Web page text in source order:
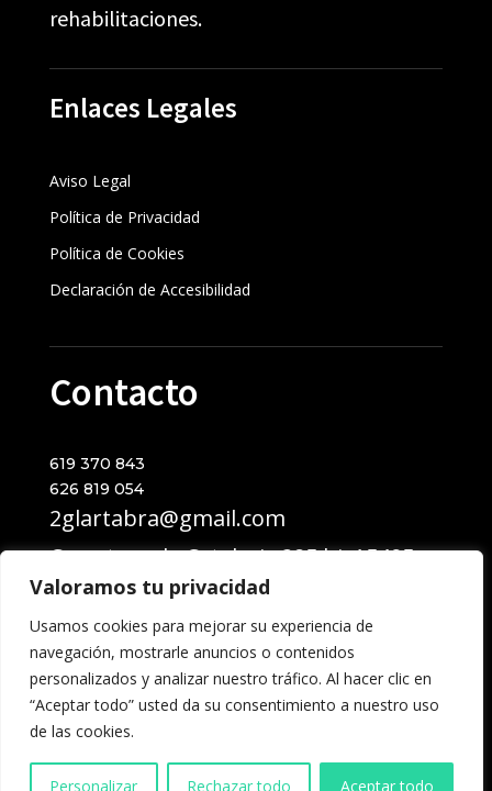
Valoramos tu privacidad
Usamos cookies para mejorar su experiencia de
navegación, mostrarle anuncios o contenidos
personalizados y analizar nuestro tráfico. Al hacer clic en
“Aceptar todo” usted da su consentimiento a nuestro uso
de las cookies.
Personalizar Rechazar todo Aceptar todo
rehabilitaciones.
Enlaces Legales
Aviso Legal
Política de Privacidad
Política de Cookies
Declaración de Accesibilidad
Contacto
619 370 843
626 819 054
2glartabra@gmail.com
Carretera de Catabois 295 bj, 15405
Ferrol
2GL Ártabra © 2026 Todos los Derechos Reservados